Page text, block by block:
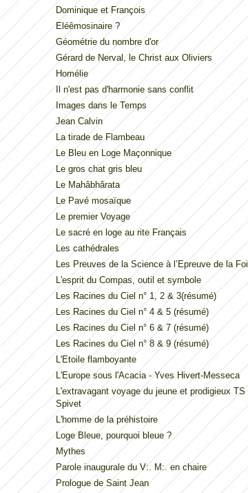
Dominique et François
Eléêmosinaire ?
Géométrie du nombre d'or
Gérard de Nerval, le Christ aux Oliviers
Homélie
Il n'est pas d'harmonie sans conflit
Images dans le Temps
Jean Calvin
La tirade de Flambeau
Le Bleu en Loge Maçonnique
Le gros chat gris bleu
Le Mahâbhârata
Le Pavé mosaïque
Le premier Voyage
Le sacré en loge au rite Français
Les cathédrales
Les Preuves de la Science à l’Epreuve de la Foi
L'esprit du Compas, outil et symbole
Les Racines du Ciel n° 1, 2 & 3(résumé)
Les Racines du Ciel n° 4 & 5 (résumé)
Les Racines du Ciel n° 6 & 7 (résumé)
Les Racines du Ciel n° 8 & 9 (résumé)
L'Etoile flamboyante
L'Europe sous l'Acacia - Yves Hivert-Messeca
L'extravagant voyage du jeune et prodigieux TS
Spivet
L'homme de la préhistoire
Loge Bleue, pourquoi bleue ?
Mythes
Parole inaugurale du V:. M:. en chaire
Prologue de Saint Jean